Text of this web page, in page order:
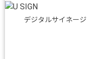
デジタルサイネージ